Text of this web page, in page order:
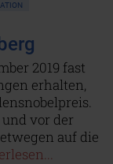
2019 fast
erhalten,
vor der
auf die